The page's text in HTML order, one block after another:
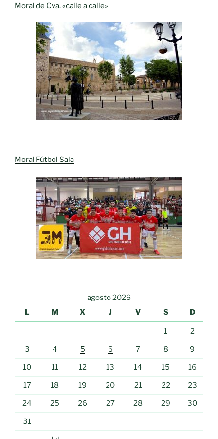
Moral de Cva. «calle a calle»
Moral Fútbol Sala
agosto 2026
L
M X J V S D
1 2
3 4 5 6 7 8 9
10 11 12 13 14 15 16
17 18 19 20 21 22 23
24 25 26 27 28 29 30
31